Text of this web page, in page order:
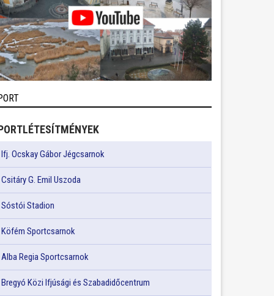
Ifj. Ocskay Gábor Jégcsarnok
Csitáry G. Emil Uszoda
Sóstói Stadion
Köfém Sportcsarnok
Alba Regia Sportcsarnok
Bregyó Közi Ifjúsági és Szabadidőcentrum